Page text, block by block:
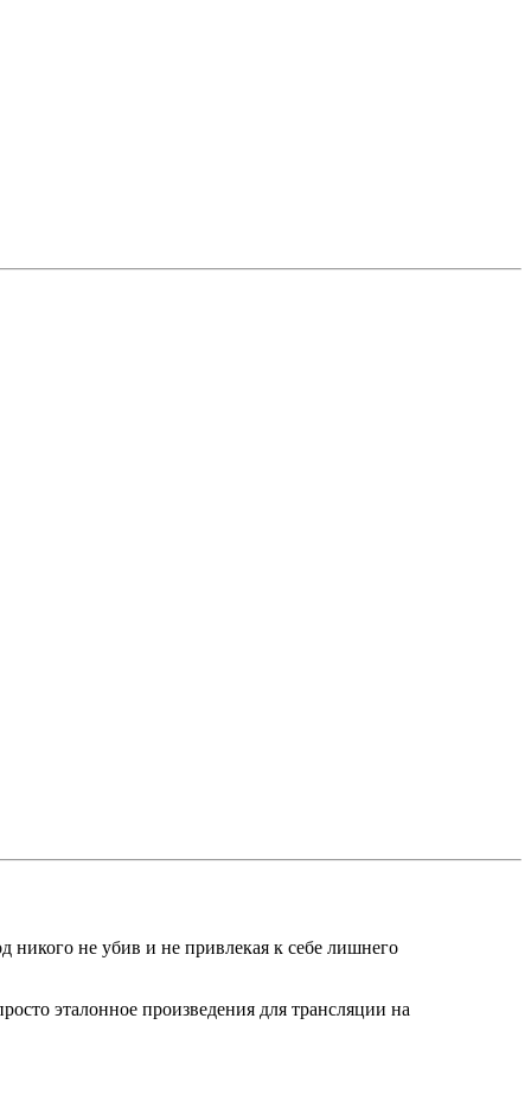
не убив и не привлекая к себе лишнего
эталонное произведения для трансляции на